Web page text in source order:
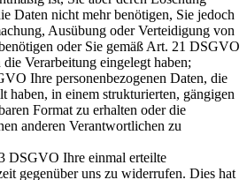
Daten nicht mehr benötigen, Sie jedoch
Ausübung oder Verteidigung von
oder Sie gemäß Art. 21 DSGVO
Verarbeitung eingelegt haben;
Ihre personenbezogenen Daten, die
haben, in einem strukturierten, gängigen
Format zu erhalten oder die
anderen Verantwortlichen zu
DSGVO Ihre einmal erteilte
gegenüber uns zu widerrufen. Dies hat